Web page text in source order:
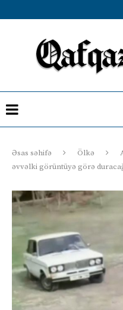
Əsas səhifə Ölkə
əvvəlki görüntüyə görə